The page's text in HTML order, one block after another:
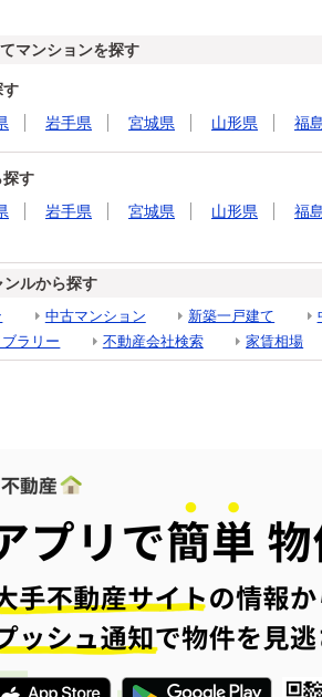
マンションを探す
す
岩手県 宮城県 山形県 福
探す
岩手県 宮城県 山形県 福
ンルから探す
中古マンション 新築一戸建て
ラリー
不動産会社検索 家賃相場